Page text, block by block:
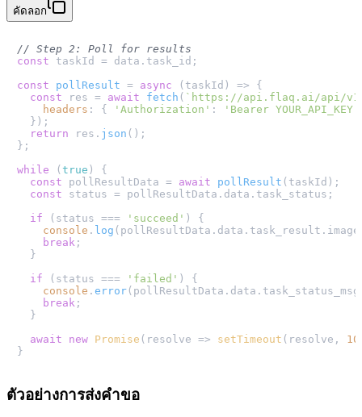
คัดลอก
// Step 2: Poll for results
const taskId = data. task_id ;
const
pollResult = async ( taskId ) => {
const res = await fetch ( `https://api.flaq.ai/api/v1/
headers : { 'Authorization' : 'Bearer YOUR_API_KEY'
  });
return res. json ();
};
while ( true ) {
const pollResultData = await pollResult (taskId);
const status = pollResultData. data . task_status ;
if (status === 'succeed' ) {
console . log (pollResultData. data . task_result .
break ;
  }
if (status === 'failed' ) {
console . error (pollResultData. data . task_status_msg
break ;
  }
await
new Promise ( resolve => setTimeout (resolve,
ตัวอย่างการส่งคำขอ